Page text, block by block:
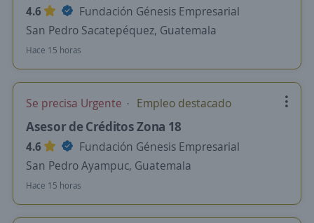
4.6
Fundación Génesis Empresarial
San Pedro Sacatepéquez, Guatemala
Hace 15 horas
Se precisa Urgente Empleo destacado
Asesor de Créditos Zona 18
4.6
Fundación Génesis Empresarial
San Pedro Ayampuc, Guatemala
Hace 15 horas